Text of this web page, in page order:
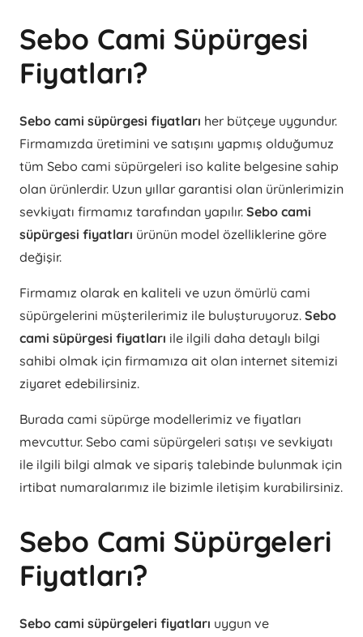
Sebo Cami Süpürgesi
Fiyatları?
Sebo cami süpürgesi fiyatları her bütçeye uygundur.
Firmamızda üretimini ve satışını yapmış olduğumuz
tüm Sebo cami süpürgeleri iso kalite belgesine sahip
olan ürünlerdir. Uzun yıllar garantisi olan ürünlerimizin
sevkiyatı firmamız tarafından yapılır. Sebo cami
süpürgesi fiyatları ürünün model özelliklerine göre
değişir.
Firmamız olarak en kaliteli ve uzun ömürlü cami
süpürgelerini müşterilerimiz ile buluşturuyoruz. Sebo
cami süpürgesi fiyatları ile ilgili daha detaylı bilgi
sahibi olmak için firmamıza ait olan internet sitemizi
ziyaret edebilirsiniz.
Burada cami süpürge modellerimiz ve fiyatları
mevcuttur. Sebo cami süpürgeleri satışı ve sevkiyatı
ile ilgili bilgi almak ve sipariş talebinde bulunmak için
irtibat numaralarımız ile bizimle iletişim kurabilirsiniz.
Sebo Cami Süpürgeleri
Fiyatları?
Sebo cami süpürgeleri fiyatları uygun ve